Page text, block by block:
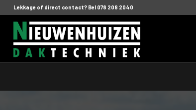
Lekkage of direct contact? Bel 078 208 2040